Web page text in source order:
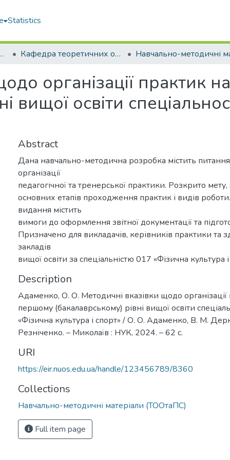
Statistics
інститут (ННГІ) Кафедра теоретичних основ олімпійського та професійного спорту (ТООтаПС)
організації практик
вищої освіти
Abstract
Дана навчально-методична розробка містить
організації
педагогічної та тренерської практики. Розкрито мету,
основних етапів проходження практик і видів
видання містить
вимоги до оформлення звітної документації та
Призначено для викладачів, керівників практики та
закладів
вищої освіти за спеціальністю 017 «Фізична культура
Description
Адаменко, О. О. Методичні вказівки щодо організації
першому (бакалаврському) рівні вищої освіти
«Фізична культура і спорт» / О. О. Адаменко, В. М.
Резніченко. – Миколаїв : НУК, 2024. – 62 с.
URI
https://eir.nuos.edu.ua/handle/123456789/8360
Collections
Навчально-методичні матеріали (ТООтаПС)
Full item page